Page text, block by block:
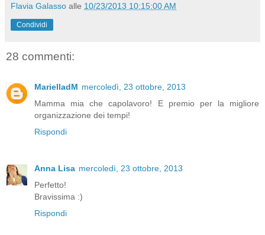
Flavia Galasso alle 10/23/2013 10:15:00 AM
Condividi
28 commenti:
MarielladM mercoledì, 23 ottobre, 2013
Mamma mia che capolavoro! E premio per la migliore
organizzazione dei tempi!
Rispondi
Anna Lisa mercoledì, 23 ottobre, 2013
Perfetto!
Bravissima :)
Rispondi